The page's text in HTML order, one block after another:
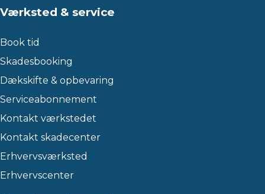
Værksted & service
Book tid
Skadesbooking
Dækskifte & opbevaring
Serviceabonnement
Kontakt værkstedet
Kontakt skadecenter
Erhvervsværksted
Erhvervscenter